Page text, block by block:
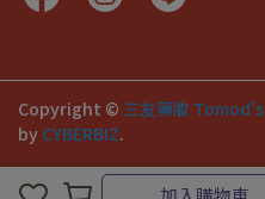
Copyright © 三友藥妝 Tomod's
by CYBERBIZ.